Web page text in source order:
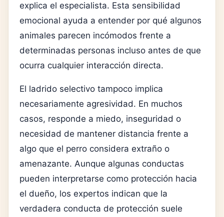
explica el especialista. Esta sensibilidad
emocional ayuda a entender por qué algunos
animales parecen incómodos frente a
determinadas personas incluso antes de que
ocurra cualquier interacción directa.
El ladrido selectivo tampoco implica
necesariamente agresividad. En muchos
casos, responde a miedo, inseguridad o
necesidad de mantener distancia frente a
algo que el perro considera extraño o
amenazante. Aunque algunas conductas
pueden interpretarse como protección hacia
el dueño, los expertos indican que la
verdadera conducta de protección suele